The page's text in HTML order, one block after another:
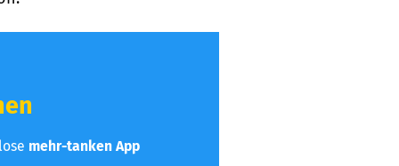
mehr-tanken App